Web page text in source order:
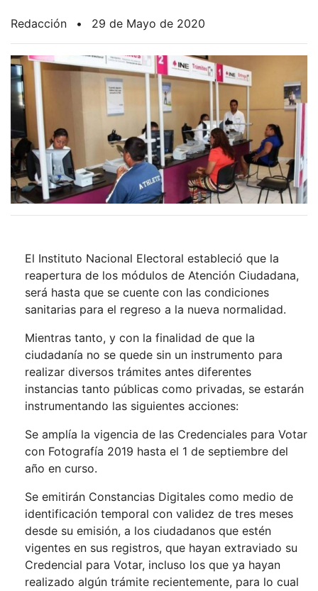
Redacción • 29 de Mayo de 2020
El Instituto Nacional Electoral estableció que la
reapertura de los módulos de Atención Ciudadana,
será hasta que se cuente con las condiciones
sanitarias para el regreso a la nueva normalidad.
Mientras tanto, y con la finalidad de que la
ciudadanía no se quede sin un instrumento para
realizar diversos trámites antes diferentes
instancias tanto públicas como privadas, se estarán
instrumentando las siguientes acciones:
Se amplía la vigencia de las Credenciales para Votar
con Fotografía 2019 hasta el 1 de septiembre del
año en curso.
Se emitirán Constancias Digitales como medio de
identificación temporal con validez de tres meses
desde su emisión, a los ciudadanos que estén
vigentes en sus registros, que hayan extraviado su
Credencial para Votar, incluso los que ya hayan
realizado algún trámite recientemente, para lo cual